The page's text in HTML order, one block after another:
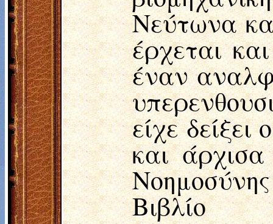
Νεύτωνα
έρχεται
έναν
είχε
και
Βιβλίο